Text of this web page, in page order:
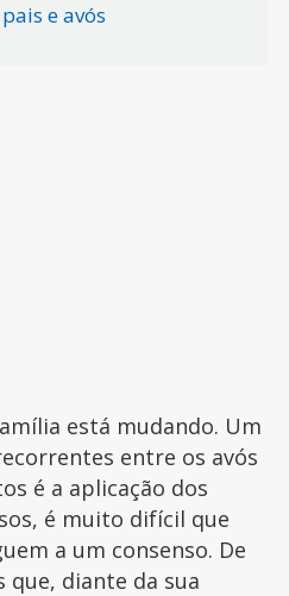
e avós
está mudando. Um
entre os avós
é a aplicação dos
é muito difícil que
a um consenso. De
que, diante da sua